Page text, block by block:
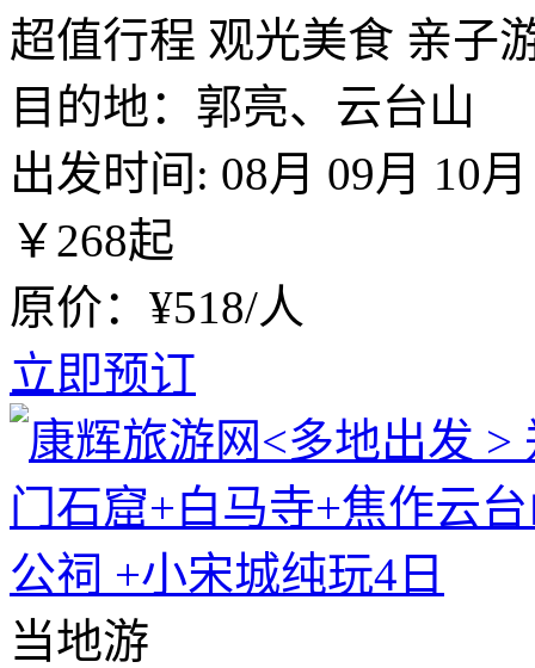
超值行程 观光美食 亲子
目的地：郭亮、云台山
出发时间: 08月 09月 10月
￥268起
原价：¥518/人
立即预订
当地游